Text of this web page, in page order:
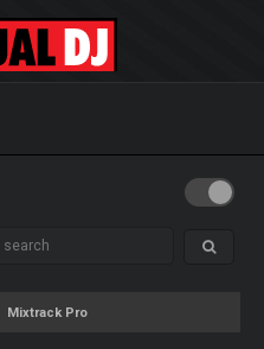
Mixtrack Pro